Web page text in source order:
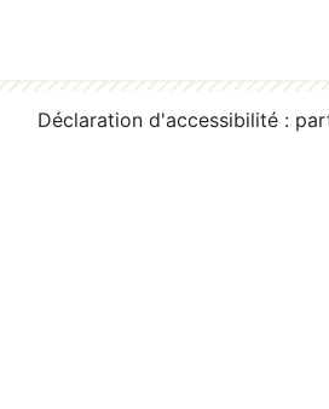
Déclaration d'accessibilité :